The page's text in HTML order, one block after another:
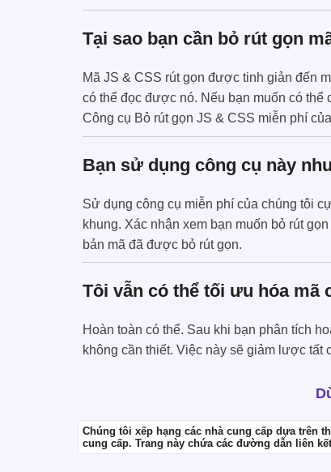
Tại sao bạn cần bỏ rút gọn
Mã JS & CSS rút gọn được tinh giản đến
có thể đọc được nó. Nếu bạn muốn có thể
Công cụ Bỏ rút gọn JS & CSS miễn phí
Bạn sử dụng công cụ này
Sử dụng công cụ miễn phí của chúng tôi
khung. Xác nhận xem bạn muốn bỏ rút
bản mã đã được bỏ rút gọn.
Tôi vẫn có thể tối ưu hóa mã
Hoàn toàn có thể. Sau khi bạn phân tích
không cần thiết. Việc này sẽ giảm lược
Chúng tôi xếp hạng các nhà cung cấp dựa trên
cung cấp. Trang này chứa các đường dẫn liên